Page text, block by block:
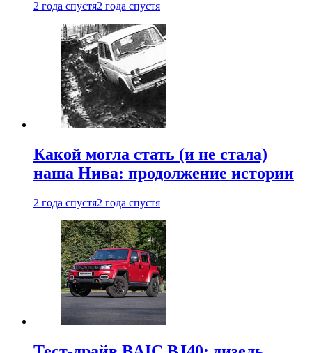
2 года спустя2 года спустя
Какой могла стать (и не стала)
наша Нива: продолжение истории
2 года спустя2 года спустя